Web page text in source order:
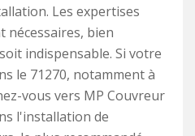
Les expertises
bien
indispensable. Si votre
le 71270, notamment à
vous vers MP Couvreur
l'installation de